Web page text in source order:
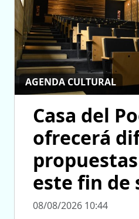
AGENDA CULTURAL
Casa del
ofrecerá
este fin de
08/08/2026 10:44